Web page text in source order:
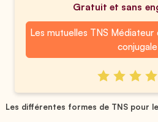
Gratuit et sans
Les mutuelles TNS
conjugale
Les différentes formes de TNS pour